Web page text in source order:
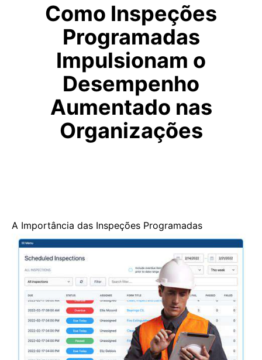
Como Inspeções
Programadas
Impulsionam o
Desempenho
Aumentado nas
Organizações
A Importância das Inspeções Programadas